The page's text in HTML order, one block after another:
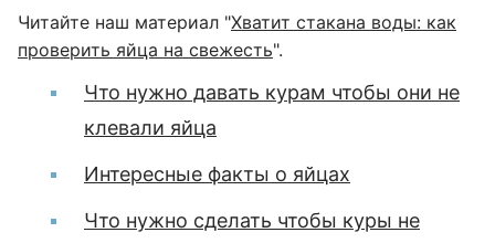
Читайте наш материал "Хватит стакана воды: как
проверить яйца на свежесть".
Что нужно давать курам чтобы они не
клевали яйца
Интересные факты о яйцах
Что нужно сделать чтобы куры не